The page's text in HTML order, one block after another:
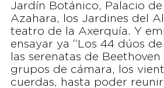
Jardín Botánico, Palacio de
Azahara, los Jardines del
teatro de la Axerquía. Y
ensayar ya “Los 44 dúos
las serenatas de
grupos de cámara, los
cuerdas, hasta poder